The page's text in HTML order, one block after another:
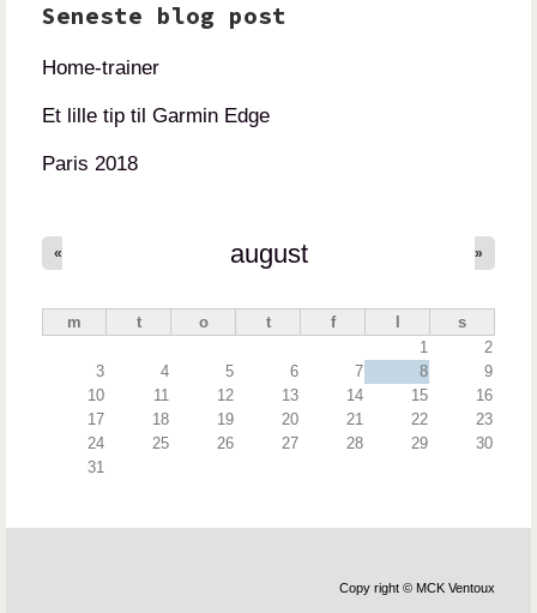
Seneste blog post
Home-trainer
Et lille tip til Garmin Edge
Paris 2018
august
« »
m t o t f l
s
1
2
3
4 5 6 7 8
9
10
11 12 13 14 15
16
17
18 19 20 21 22
23
24
25 26 27 28 29
30
31
Copy right © MCK Ventoux